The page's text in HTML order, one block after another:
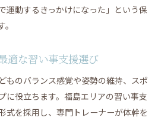
運動するきっかけになった」という保
適な習い事支援選び
ものバランス感覚や姿勢の維持、スポ
に役立ちます。福島エリアの習い事支
式を採用し、専門トレーナーが体幹を